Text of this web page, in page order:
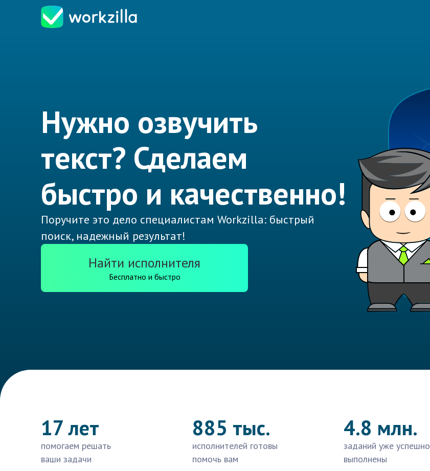
Нужно озвучить
текст? Сделаем
быстро и качественно!
Поручите это дело специалистам Workzilla: быстрый
поиск, надежный результат!
Найти исполнителя
Бесплатно и быстро
17 лет
помогаем решать
ваши задачи
885 тыс.
исполнителей готовы
помочь вам
4.8 млн.
заданий уже успешно
выполнены